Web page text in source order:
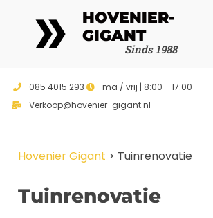
HOVENIER-
GIGANT
Sinds 1988
085 4015 293
ma / vrij | 8:00 - 17:00
Verkoop@hovenier-gigant.nl
Hovenier Gigant > Tuinrenovatie
Tuinrenovatie